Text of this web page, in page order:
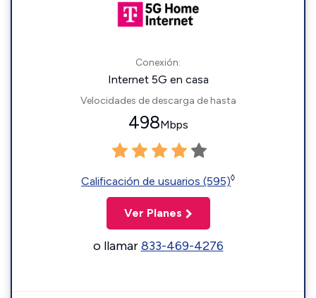
Conexión:
Internet 5G en casa
Velocidades de descarga de hasta
498Mbps
Calificación de usuarios (595)◊
Ver Planes
o llamar833-469-4276